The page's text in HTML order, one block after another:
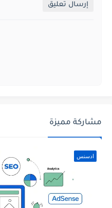
إرسال تعليق
مشاركة مميزة
ادسنس